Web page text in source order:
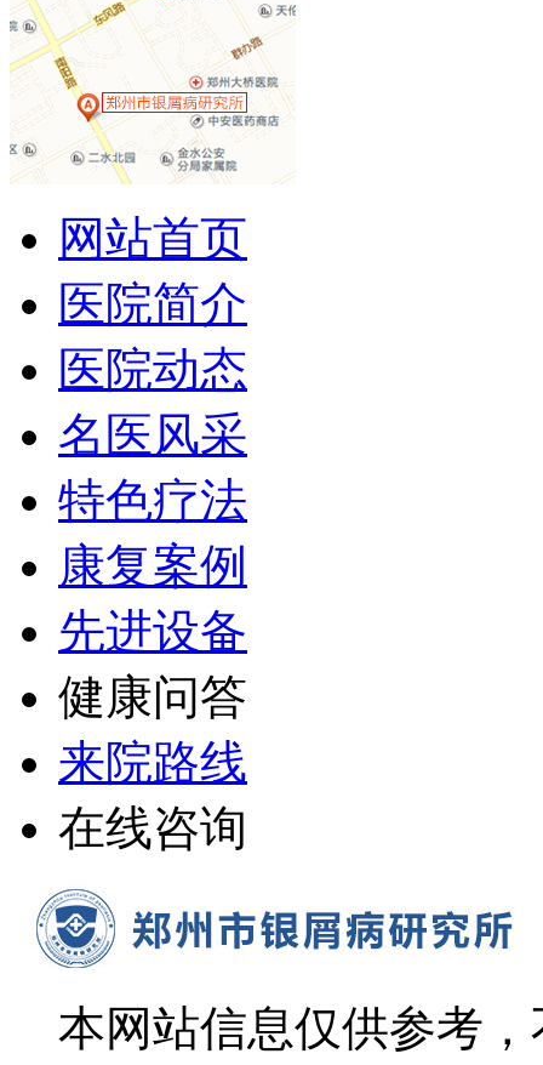
网站首页
医院简介
医院动态
名医风采
特色疗法
康复案例
先进设备
健康问答
来院路线
在线咨询
本网站信息仅供参考